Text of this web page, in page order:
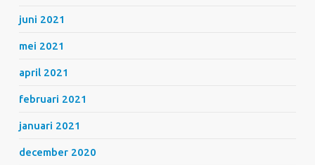
juni 2021
mei 2021
april 2021
februari 2021
januari 2021
december 2020